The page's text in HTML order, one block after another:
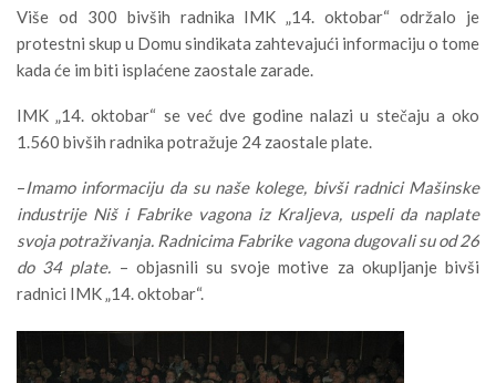
Više od 300 bivših radnika IMK „14. oktobar“ održalo je
protestni skup u Domu sindikata zahtevajući informaciju o tome
kada će im biti isplaćene zaostale zarade.
IMK „14. oktobar“ se već dve godine nalazi u stečaju a oko
1.560 bivših radnika potražuje 24 zaostale plate.
–Imamo informaciju da su naše kolege, bivši radnici Mašinske
industrije Niš i Fabrike vagona iz Kraljeva, uspeli da naplate
svoja potraživanja. Radnicima Fabrike vagona dugovali su od 26
do 34 plate. – objasnili su svoje motive za okupljanje bivši
radnici IMK „14. oktobar“.